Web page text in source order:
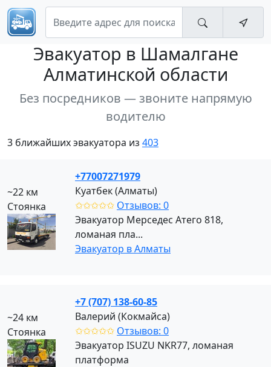
Эвакуатор в Шамалгане
Алматинской области
Без посредников — звоните напрямую
водителю
3 ближайших эвакуатора из 403
~22 км
Стоянка
+77007271979
Куатбек (Алматы)
✩✩✩✩✩ Отзывов: 0
Эвакуатор Мерседес Атего 818,
ломаная пла...
Эвакуатор в Алматы
~24 км
Стоянка
+7 (707) 138-60-85
Валерий (Кокмайса)
✩✩✩✩✩ Отзывов: 0
Эвакуатор ISUZU NKR77, ломаная
платформа